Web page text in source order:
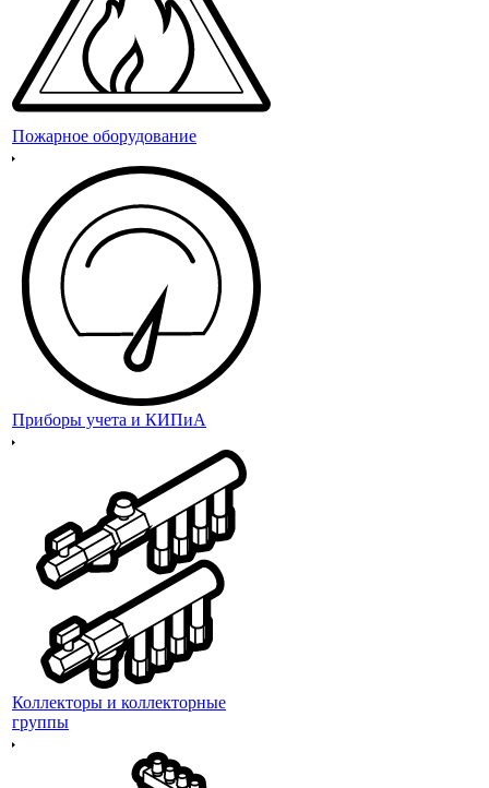
Пожарное оборудование
Приборы учета и КИПиА
Коллекторы и коллекторные
группы